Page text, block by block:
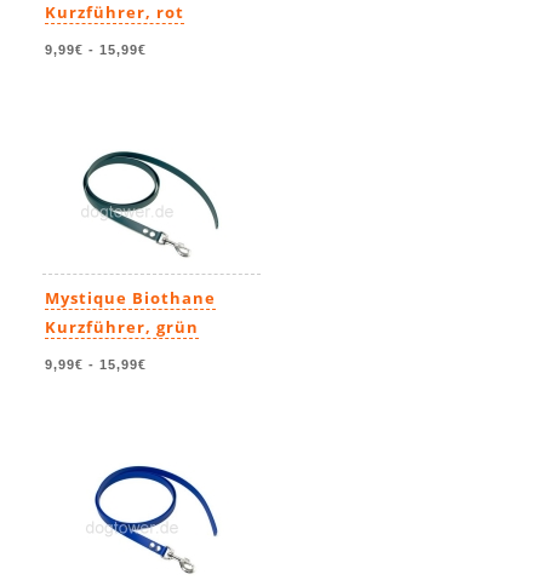
Kurzführer, rot
9,99€ - 15,99€
Mystique Biothane
Kurzführer, grün
9,99€ - 15,99€